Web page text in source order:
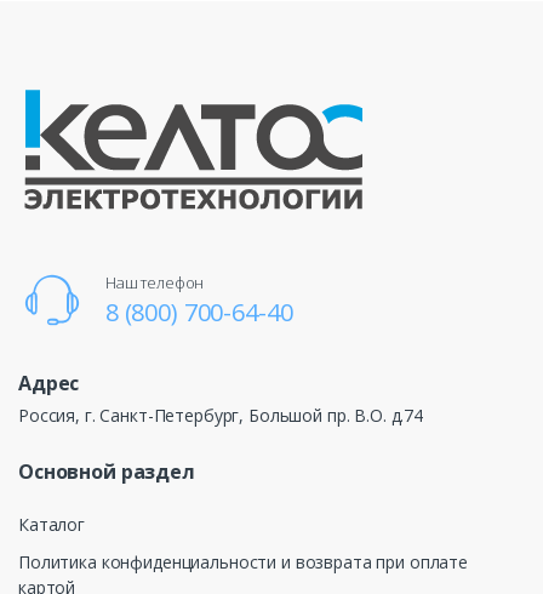
Наш телефон
8 (800) 700-64-40
Адрес
Россия, г. Санкт-Петербург, Большой пр. В.О. д.74
Основной раздел
Каталог
Политика конфиденциальности и возврата при оплате
картой